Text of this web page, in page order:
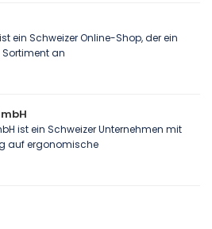
ein Schweizer Online-Shop, der ein
an
ist ein Schweizer Unternehmen mit
auf ergonomische